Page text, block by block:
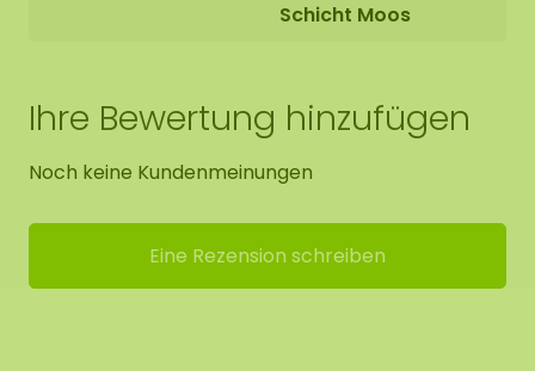
Schicht Moos
Ihre Bewertung hinzufügen
Noch keine Kundenmeinungen
Eine Rezension schreiben